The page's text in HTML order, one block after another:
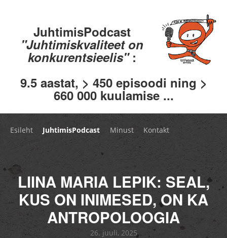
JuhtimisPodcast
"Juhtimiskvaliteet on
konkurentsieelis" :
9.5 aastat, > 450 episoodi ning >
660 000 kuulamise ...
Esileht JuhtimisPodcast Minust Kontakt
LIINA MARIA LEPIK: SEAL,
KUS ON INIMESED, ON KA
ANTROPOLOOGIA
26. juuli, 2025